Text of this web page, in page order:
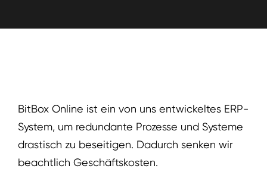
BitBox Online ist ein von uns entwickeltes ERP-
System, um redundante Prozesse und Systeme
drastisch zu beseitigen. Dadurch senken wir
beachtlich Geschäftskosten.